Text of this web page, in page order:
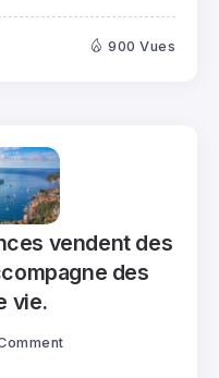
900 Vues
vendent des
des
vie.